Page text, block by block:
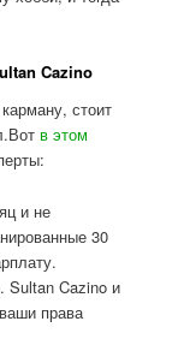
Cazino
стоит
в этом
и не
30
Sultan Cazino и
права